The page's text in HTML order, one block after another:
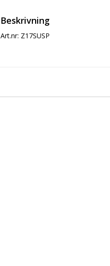
Beskrivning
Art.nr: Z17SUSP